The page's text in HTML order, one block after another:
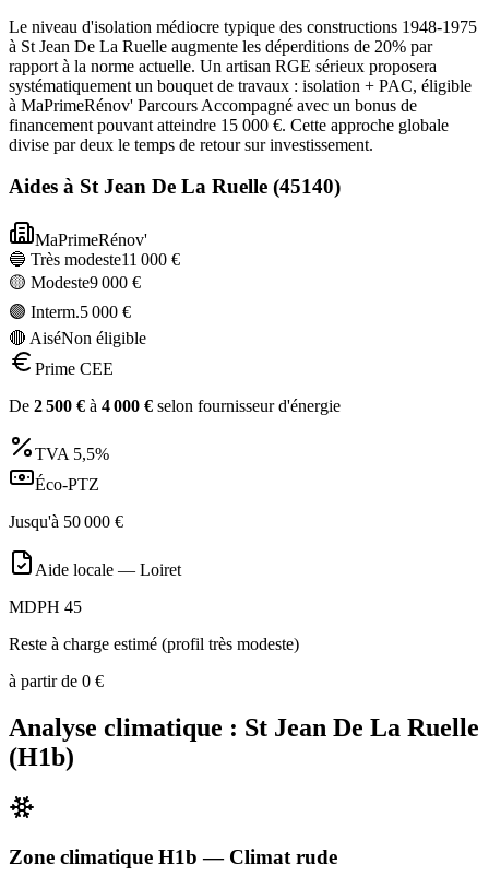
Le niveau d'isolation médiocre typique des constructions 1948-1975
à St Jean De La Ruelle augmente les déperditions de 20% par
rapport à la norme actuelle. Un artisan RGE sérieux proposera
systématiquement un bouquet de travaux : isolation + PAC, éligible
à MaPrimeRénov' Parcours Accompagné avec un bonus de
financement pouvant atteindre 15 000 €. Cette approche globale
divise par deux le temps de retour sur investissement.
Aides à St Jean De La Ruelle (45140)
MaPrimeRénov'
🔵 Très modeste11 000 €
🟡 Modeste9 000 €
🟣 Interm.5 000 €
🔴 AiséNon éligible
Prime CEE
De 2 500 € à 4 000 € selon fournisseur d'énergie
TVA 5,5%
Éco-PTZ
Jusqu'à 50 000 €
Aide locale — Loiret
MDPH 45
Reste à charge estimé (profil très modeste)
à partir de 0 €
Analyse climatique : St Jean De La Ruelle
(H1b)
Zone climatique H1b — Climat rude